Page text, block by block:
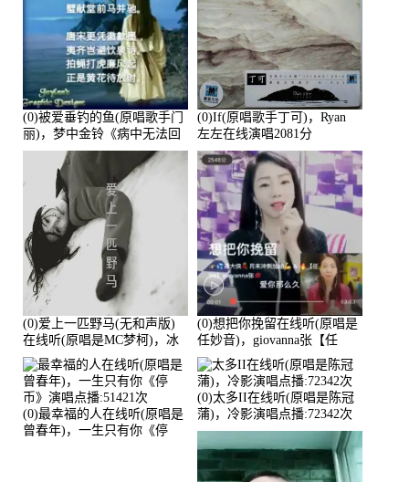
(0)被爱垂钓的鱼(原唱歌手门
丽)，梦中金铃《病中无法回
复大家》在线演唱3586分
(0)If(原唱歌手丁可)，Ryan
左左在线演唱2081分
(0)爱上一匹野马(无和声版)
在线听(原唱是MC梦柯)，冰
鑫Asce演唱点播:178815次
(0)想把你挽留在线听(原唱是
任妙音)，giovanna张【任
96】演唱点播:60173次
(0)最幸福的人在线听(原唱是
曾春年)，一生只有你《停
(0)太多II在线听(原唱是陈冠
蒲)，冷影演唱点播:72342次